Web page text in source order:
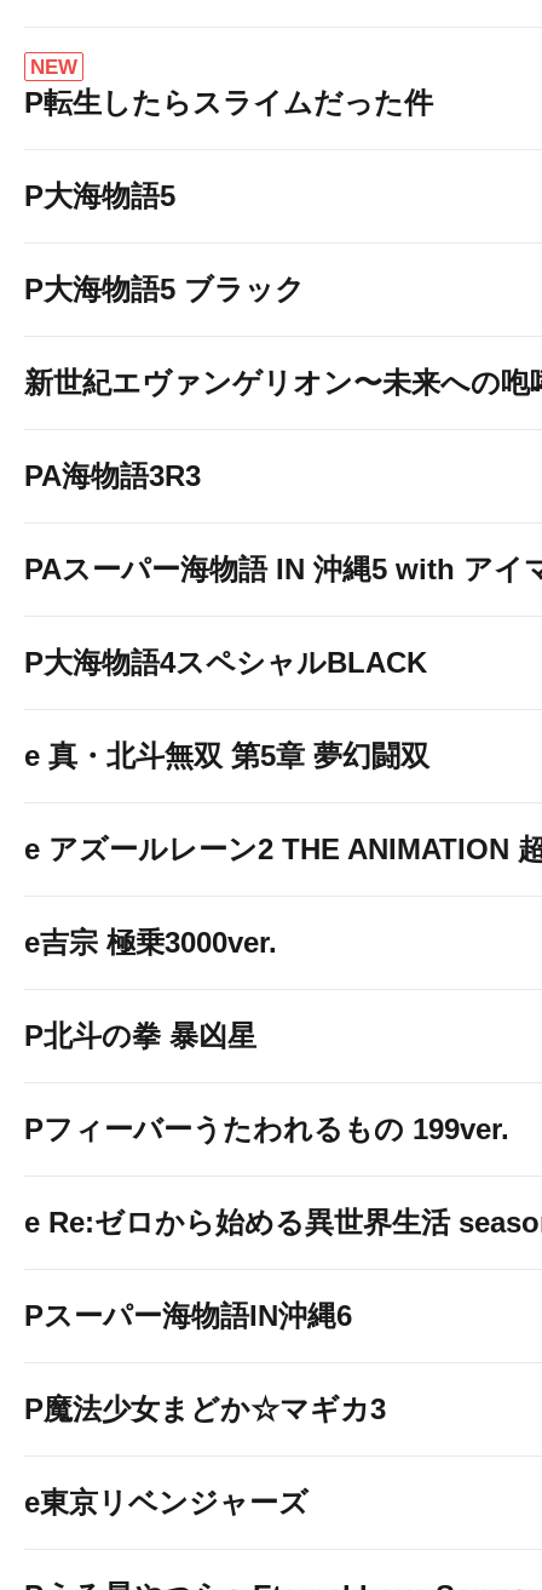
NEW
P転生したらスライムだった件
P大海物語5
P大海物語5 ブラック
新世紀エヴァンゲリオン〜未来への咆
PA海物語3R3
PAスーパー海物語 IN 沖縄5 with アイ
P大海物語4スペシャルBLACK
e 真・北斗無双 第5章 夢幻闘双
e アズールレーン2 THE ANIMATION
e吉宗 極乗3000ver.
P北斗の拳 暴凶星
Pフィーバーうたわれるもの 199ver.
e Re:ゼロから始める異世界生活
Pスーパー海物語IN沖縄6
P魔法少女まどか☆マギカ3
e東京リベンジャーズ